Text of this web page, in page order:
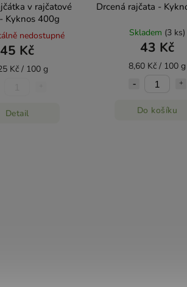
v rajčatové
Kyknos 400g
nedostupné
45 Kč
Kč / 100 g
Detail
Drcená rajčata -
Skladem (3 ks)
43 Kč
8,60 Kč / 100 g
Do košíku